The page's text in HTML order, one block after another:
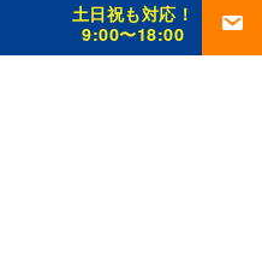
土日祝も対応！
9:00〜18:00